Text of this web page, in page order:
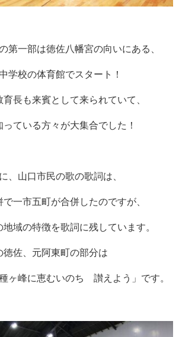
第一部は徳佐八幡宮の向いにある、
学校の体育館でスタート！
長も来賓として来られていて、
ている方々が大集合でした！
、山口市民の歌の歌詞は、
一市五町が合併したのですが、
域の特徴を歌詞に残しています。
徳佐、元阿東町の部分は
ヶ峰に恵むいのち 讃えよう」です。